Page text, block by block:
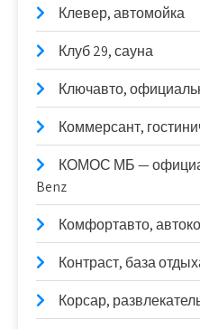
Клевер, автомойка
Клуб 29, сауна
Ключавто,
Коммерсант,
КОМОС МБ —
Benz
Комфортавто,
Контраст, база
Корсар,